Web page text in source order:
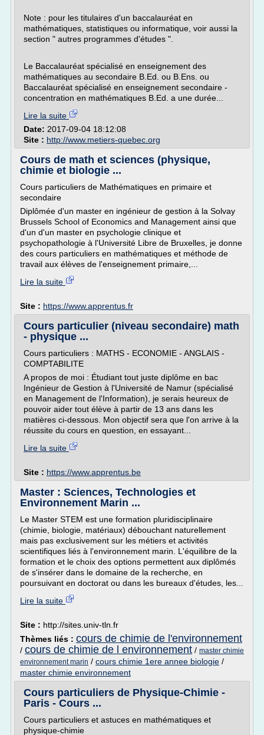
Note : pour les titulaires d'un baccalauréat en
mathématiques, statistiques ou informatique, voir aussi la
section " autres programmes d'études ".
Le Baccalauréat spécialisé en enseignement des
mathématiques au secondaire B.Ed. ou B.Ens. ou
Baccalauréat spécialisé en enseignement secondaire -
concentration en mathématiques B.Ed. a une durée...
Lire la suite
Date: 2017-09-04 18:12:08
Site : http://www.metiers-quebec.org
Cours de math et sciences (physique,
chimie et biologie ...
Cours particuliers de Mathématiques en primaire et
secondaire
Diplômée d'un master en ingénieur de gestion à la Solvay
Brussels School of Economics and Management ainsi que
d'un d'un master en psychologie clinique et
psychopathologie à l'Université Libre de Bruxelles, je donne
des cours particuliers en mathématiques et méthode de
travail aux élèves de l'enseignement primaire,...
Lire la suite
Site : https://www.apprentus.fr
Cours particulier (niveau secondaire) math
- physique ...
Cours particuliers : MATHS - ECONOMIE - ANGLAIS -
COMPTABILITE
A propos de moi : Étudiant tout juste diplôme en bac
Ingénieur de Gestion à l'Université de Namur (spécialisé
en Management de l'Information), je serais heureux de
pouvoir aider tout élève à partir de 13 ans dans les
matières ci-dessous. Mon objectif sera que l'on arrive à la
réussite du cours en question, en essayant...
Lire la suite
Site : https://www.apprentus.be
Master : Sciences, Technologies et
Environnement Marin ...
Le Master STEM est une formation pluridisciplinaire
(chimie, biologie, matériaux) débouchant naturellement
mais pas exclusivement sur les métiers et activités
scientifiques liés à l'environnement marin. L'équilibre de la
formation et le choix des options permettent aux diplômés
de s'insérer dans le domaine de la recherche, en
poursuivant en doctorat ou dans les bureaux d'études, les...
Lire la suite
Site : http://sites.univ-tln.fr
Thèmes liés : cours de chimie de l'environnement
/ cours de chimie de l environnement / master chimie
environnement marin / cours chimie 1ere annee biologie /
master chimie environnement
Cours particuliers de Physique-Chimie -
Paris - Cours ...
Cours particuliers et astuces en mathématiques et
physique-chimie